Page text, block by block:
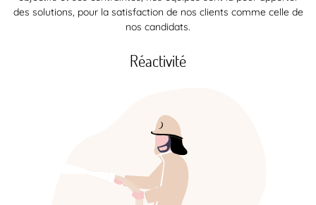
des solutions, pour la satisfaction de nos clients comme celle de
nos candidats.
Réactivité